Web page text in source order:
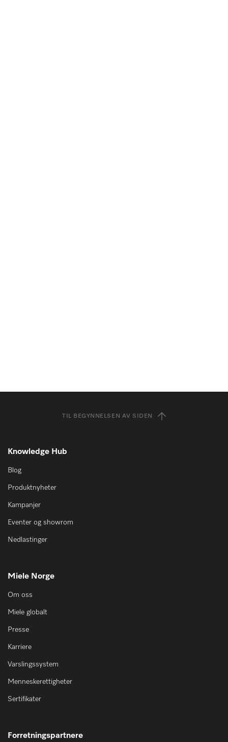
TIL BEGYNNELSEN AV SIDEN
Knowledge Hub
Blog
Produktnyheter
Kampanjer
Eventer og showrom
Nedlastinger
Miele Norge
Om oss
Miele globalt
Presse
Karriere
Varslingssystem
Menneskerettigheter
Sertifikater
Forretningspartnere